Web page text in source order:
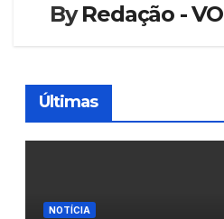
ByRedação - VO
Últimas
NOTÍCIA